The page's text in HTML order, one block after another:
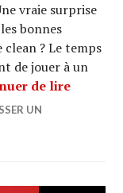
vraie surprise
bonnes
? Le temps
de jouer à un
de lireFIFF
UN